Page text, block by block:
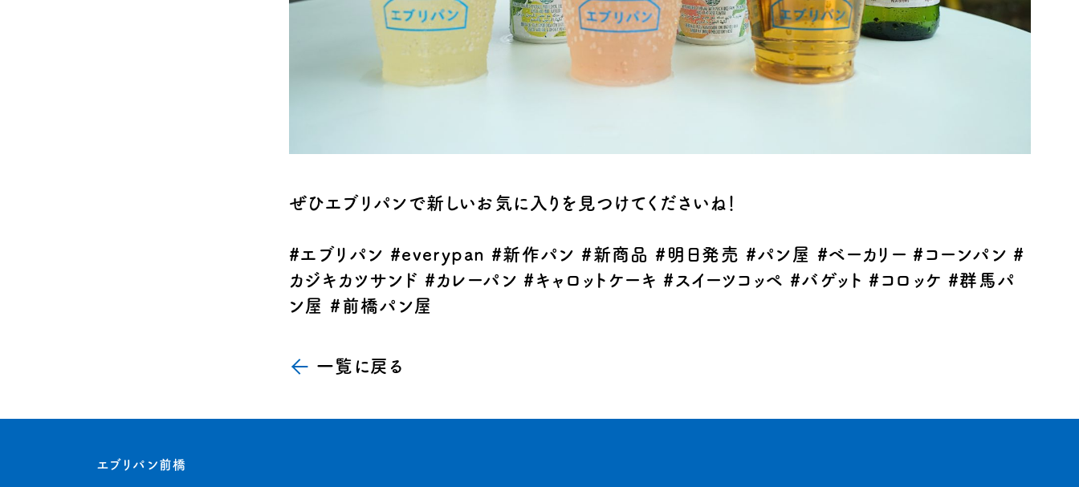
ぜひエブリパンで新しいお気に入りを見つけてくださいね！
#エブリパン #everypan #新作パン #新商品 #明日発売 #パン屋 #ベーカリー #コーンパン #
カジキカツサンド #カレーパン #キャロットケーキ # スイーツコッペ #バゲット #コロッケ #群馬パ
ン屋 #前橋パン屋
一覧に戻る
エブリパン前橋